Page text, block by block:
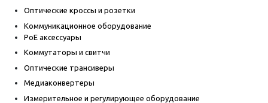
Оптические кроссы и розетки
Коммуникационное оборудование
PoE аксессуары
Коммутаторы и свитчи
Оптические трансиверы
Медиаконвертеры
Измерительное и регулирующее оборудование